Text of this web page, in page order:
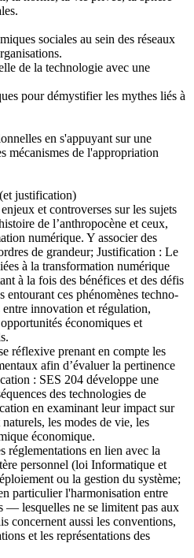
sociales au sein des réseaux
de la technologie avec une
pour démystifier les mythes liés à
en s'appuyant sur une
mécanismes de l'appropriation
justification)
et controverses sur les sujets
de l’anthropocène et ceux,
numérique. Y associer des
de grandeur; Justification : Le
à la transformation numérique
à la fois des bénéfices et des défis
entourant ces phénomènes techno-
innovation et régulation,
économiques et
réflexive prenant en compte les
afin d’évaluer la pertinence
: SES 204 développe une
des technologies de
en examinant leur impact sur
les modes de vie, les
économique.
réglementations en lien avec la
personnel (loi Informatique et
ou la gestion du système;
particulier l'harmonisation entre
— lesquelles ne se limitent pas aux
concernent aussi les conventions,
et les représentations des